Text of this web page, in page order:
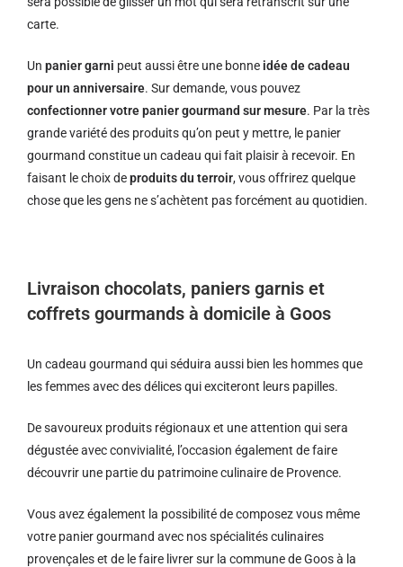
carte.
Un panier garni peut aussi être une bonne idée de cadeau
pour un anniversaire. Sur demande, vous pouvez
confectionner votre panier gourmand sur mesure. Par la très
grande variété des produits qu’on peut y mettre, le panier
gourmand constitue un cadeau qui fait plaisir à recevoir. En
faisant le choix deproduits du terroir, vous offrirez quelque
chose que les gens ne s’achètent pas forcément au quotidien.
Livraison chocolats, paniers garnis et
coffrets gourmands à domicile à Goos
Un cadeau gourmand qui séduira aussi bien les hommes que
les femmes avec des délices qui exciteront leurs papilles.
De savoureux produits régionaux et une attention qui sera
dégustée avec convivialité, l’occasion également de faire
découvrir une partie du patrimoine culinaire de Provence.
Vous avez également la possibilité de composez vous même
votre panier gourmand avec nos spécialités culinaires
provençales et de le faire livrer sur la commune de Goos à la